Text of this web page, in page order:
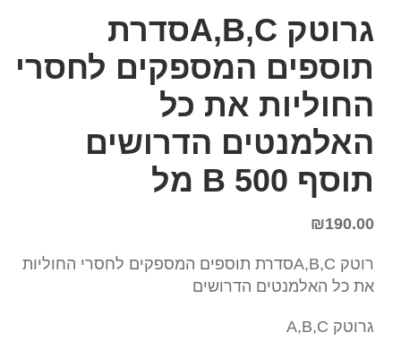
גרוטק A,B,Cסדרת
תוספים המספקים לחסרי
החוליות את כל
האלמנטים הדרושים
תוסף B 500 מל
₪190.00
רוטק A,B,Cסדרת תוספים המספקים לחסרי החוליות
את כל האלמנטים הדרושים
גרוטק A,B,C